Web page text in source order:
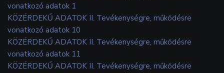
vonatkozó adatok 1
KÖZÉRDEKŰ ADATOK II. Tevékenységre, működésre
vonatkozó adatok 10
KÖZÉRDEKŰ ADATOK II. Tevékenységre, működésre
vonatkozó adatok 11
KÖZÉRDEKŰ ADATOK II. Tevékenységre, működésre